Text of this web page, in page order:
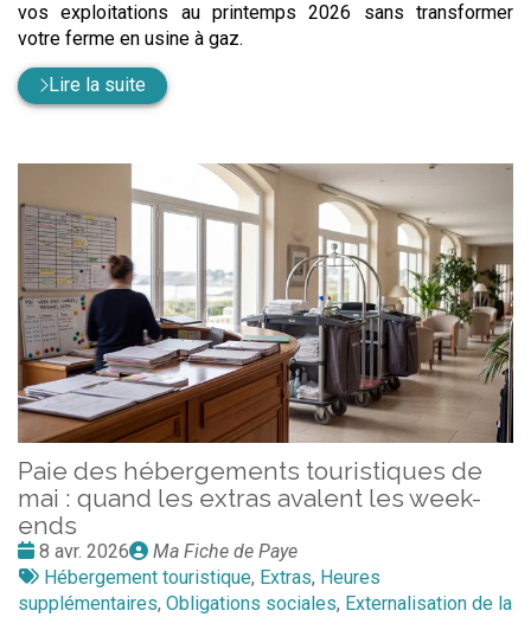
vos exploitations au printemps 2026 sans transformer
votre ferme en usine à gaz.
Lire la suite
Paie des hébergements touristiques de
mai : quand les extras avalent les week-
ends
Date
:
8 avr. 2026
Publié
par
Ma Fiche de Paye
Tags
:
Hébergement touristique, Extras, Heures
supplémentaires, Obligations sociales, Externalisation de la